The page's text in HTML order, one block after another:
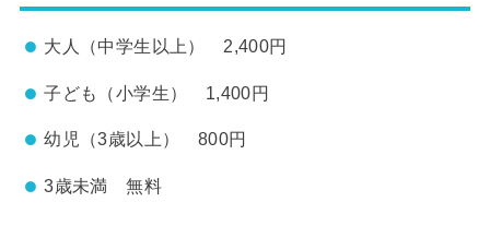
大人（中学生以上） 2,400円
子ども（小学生） 1,400円
幼児（3歳以上） 800円
3歳未満 無料